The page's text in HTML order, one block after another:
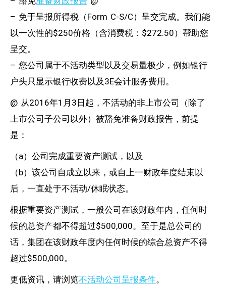
– 免于呈报所得税（Form C-S/C）呈交完成。我们能
以一次性的$250价格（含消费税：$272.50）帮助您
呈交。
– 您公司属于不活动类型以及交易量极少，例如银行
户头只显示银行收费以及3E会计服务费用。
@ 从2016年1月3日起，不活动的非上市公司（除了
上市公司子公司以外）被豁免准备财政报告，前提
是：
（a）公司完成重要资产测试，以及
（b）该公司自成立以来，或自上一财政年度结束以
后，一直处于不活动/休眠状态。
根据重要资产测试，一般公司在该财政年内，任何时
候的总资产都不得超过$500,000。至于是总公司的
话，集团在该财政年度内任何时候的综合总资产不得
超过$500,000。
更低资讯，请浏览不活动公司呈报条件。